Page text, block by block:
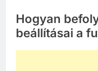
Hogyan
beállításai a